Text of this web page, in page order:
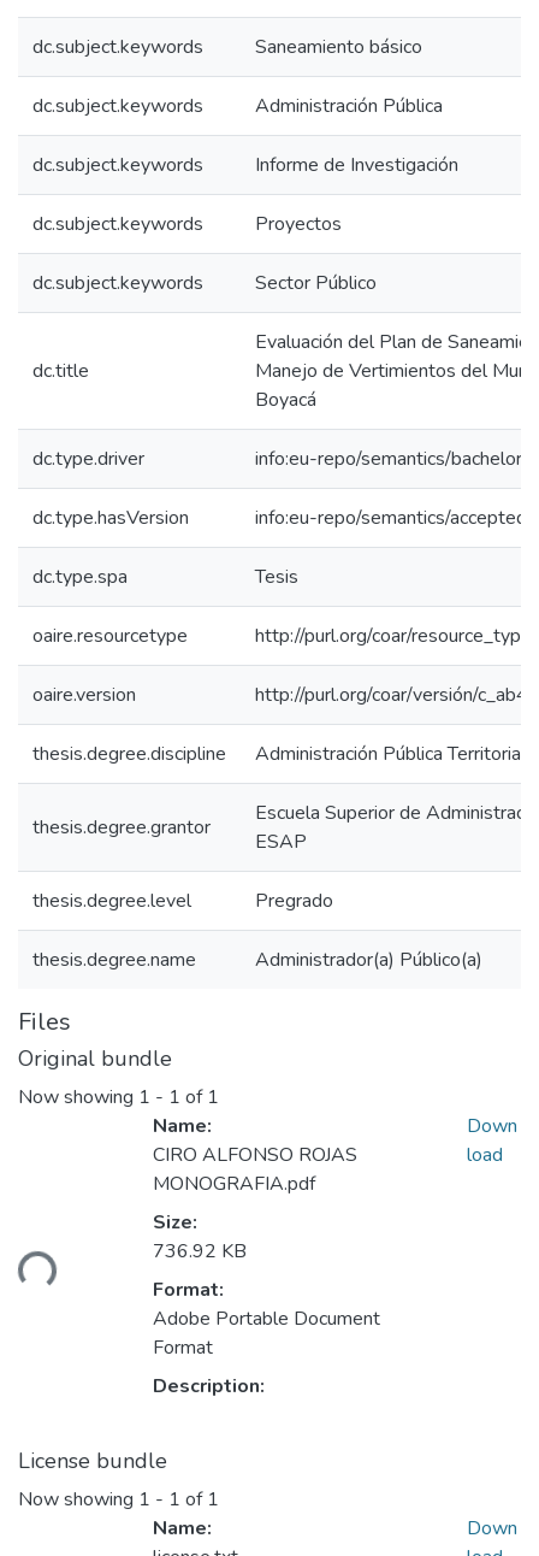
dc.subject.keywords Saneamiento básico
dc.subject.keywords Administración Pública
dc.subject.keywords Informe de Investigación
dc.subject.keywords Proyectos
dc.subject.keywords Sector Público
dc.title
Evaluación del Plan de
Manejo de Vertimientos del
Boyacá
dc.type.driver info:eu-repo/semantics/
dc.type.hasVersion info:eu-repo/semantics/
dc.type.spa Tesis
oaire.resourcetype http://purl.org/coar/
oaire.version http://purl.org/coar/versión/
thesis.degree.discipline Administración Pública Territorial
thesis.degree.grantor
Escuela Superior de
ESAP
thesis.degree.level Pregrado
thesis.degree.name Administrador(a) Público(a)
Files
Original bundle
Now showing 1 - 1 of 1
Name:
CIRO ALFONSO ROJAS
MONOGRAFIA.pdf
Size:
736.92 KB
Format:
Adobe Portable Document
Format
Description:
Down
load
License bundle
Now showing 1 - 1 of 1
Name:
Down